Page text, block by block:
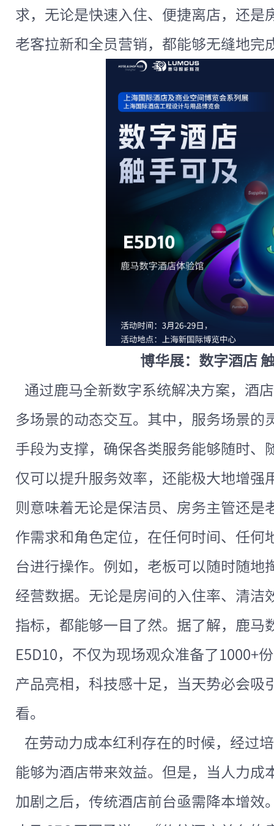
求，无论是快速入住、便捷离店，还是
老客拉新和全员营销，都能够无缝地完
博华展：数字酒店
通过鹿马全新数字系统解决方案，酒
多场景的动态交互。其中，服务场景的
手段为支撑，确保各类服务能够随时、
仅可以提升服务效率，还能极大地增强
则意味着无论是保洁员、房务主管还是
作需求和角色定位，在任何时间、任何
台进行操作。例如，老板可以随时随地
经营数据。无论是房间的入住率、清洁
指标，都能够一目了然。据了解，鹿马
E5D10，不仅为现场观众准备了1000+
产品亮相，科技感十足，当天势必会吸
看。
在劳动力成本红利存在的时候，经过
能够为酒店带来效益。但是，当人力成
加剧之后，传统酒店前台亟需降本增效